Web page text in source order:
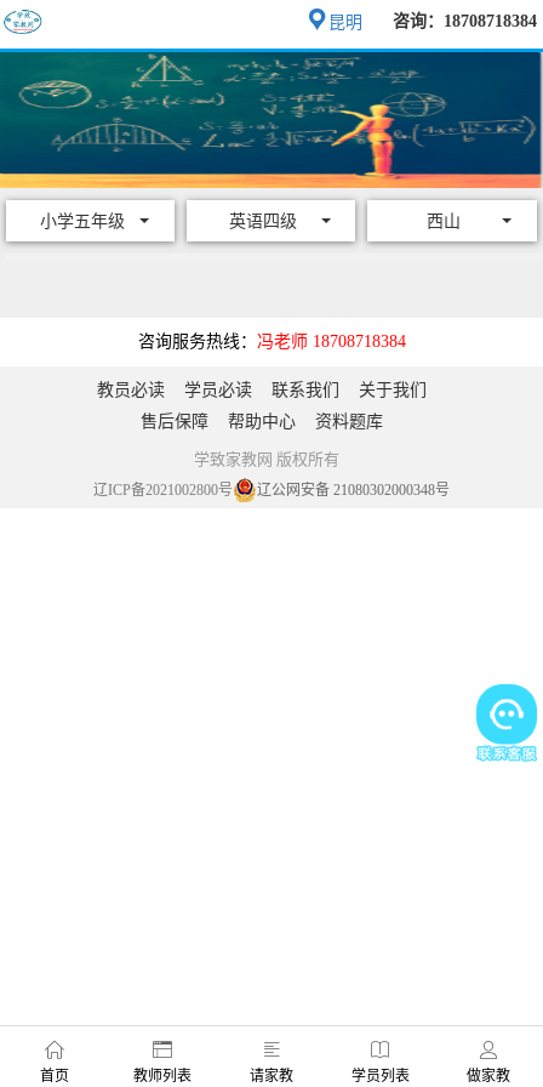
咨询：18708718384
昆明
小学五年级 英语四级 西山
咨询服务热线： 冯老师 18708718384
教员必读 学员必读 联系我们
关于我们
售后保障
帮助中心 资料题库
学致家教网 版权所有
辽ICP备2021002800号 辽公网安备 21080302000348号
首页 教师列表 请家教 学员列表 做家教